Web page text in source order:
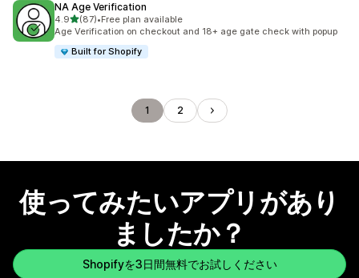
NA Age Verification
4.95つ星中
(87)
合計レビュー数：87件
•Free plan available
Age Verification on checkout and 18+ age gate check with popup
Built for Shopify
1 2
使ってみたいアプリがあり
ましたか？
Shopifyを3日間無料でお試しください